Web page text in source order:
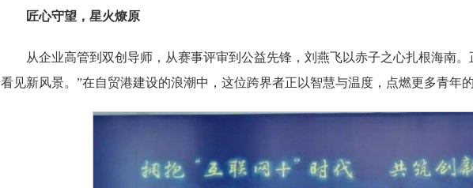
匠心守望，星火燎原
从企业高管到双创导师，从赛事评审到公益先锋，刘燕飞以赤子之心扎根海南
看见新风景。”在自贸港建设的浪潮中，这位跨界者正以智慧与温度，点燃更多青年